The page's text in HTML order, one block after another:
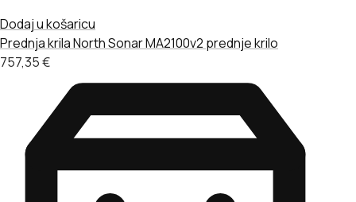
Dodaj u košaricu
Prednja krilaNorth Sonar MA2100v2 prednje krilo
757,35€